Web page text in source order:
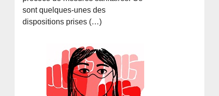
sont quelques-unes des
dispositions prises (…)